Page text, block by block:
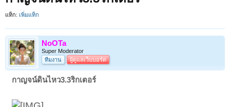
แท็ก: เพิ่มแท็ก
NoOTa
Super Moderator
ทีมงาน
ผู้ดูแลเว็บบอร์ด
กาญจน์ดินไหว3.3ริกเตอร์